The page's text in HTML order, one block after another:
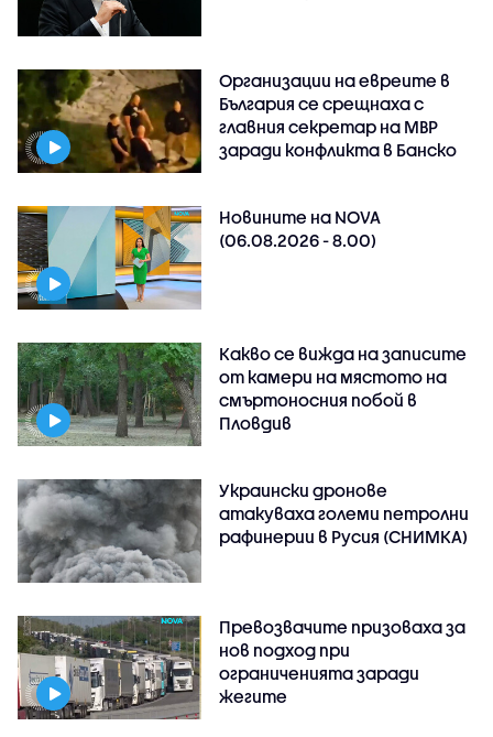
Организации на евреите в
България се срещнаха с
главния секретар на МВР
заради конфликта в Банско
Новините на NOVA
(06.08.2026 - 8.00)
Какво се вижда на записите
от камери на мястото на
смъртоносния побой в
Пловдив
Украински дронове
атакуваха големи петролни
рафинерии в Русия (СНИМКА)
Превозвачите призоваха за
нов подход при
ограниченията заради
жегите